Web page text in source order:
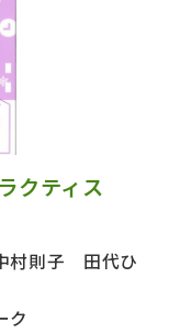
クティス
村則子 田代ひ
ク